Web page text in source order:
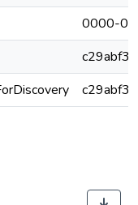
0000-